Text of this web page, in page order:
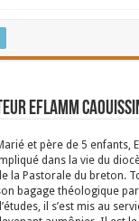
Eflamm
et père de 5 enfants,
dans la vie du
la Pastorale du breton.
bagage théologique
il s’est mis au